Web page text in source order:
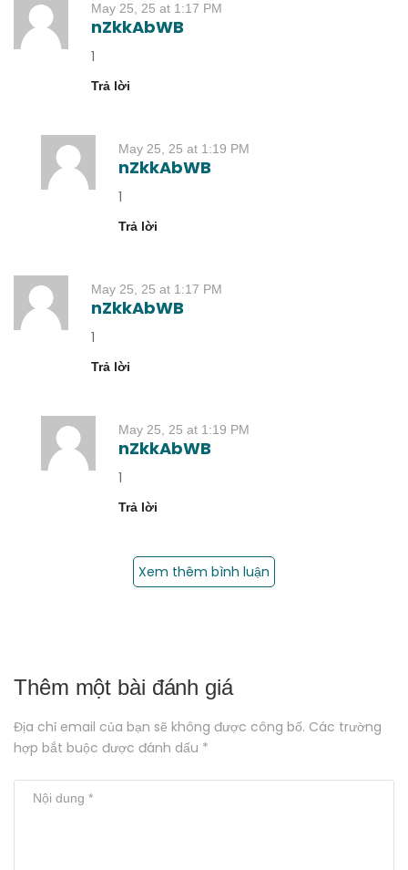
May 25, 25 at 1:17 PM
nZkkAbWB
1
Trả lời
May 25, 25 at 1:19 PM
nZkkAbWB
1
Trả lời
May 25, 25 at 1:17 PM
nZkkAbWB
1
Trả lời
May 25, 25 at 1:19 PM
nZkkAbWB
1
Trả lời
Xem thêm bình luận
Thêm một bài đánh giá
Địa chỉ email của bạn sẽ không được công bố. Các trường
hợp bắt buộc được đánh dấu *